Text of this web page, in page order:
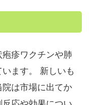
疹ワクチンや肺
ます。 新しいも
は市場に出てか